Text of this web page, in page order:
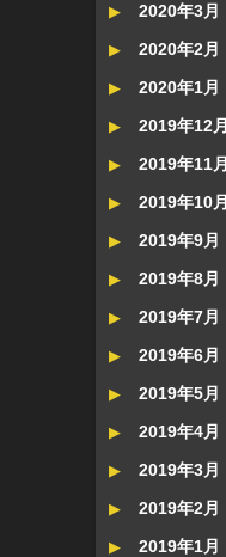
2020年3月
2020年2月
2020年1月
2019年12月
2019年11月
2019年10月
2019年9月
2019年8月
2019年7月
2019年6月
2019年5月
2019年4月
2019年3月
2019年2月
2019年1月